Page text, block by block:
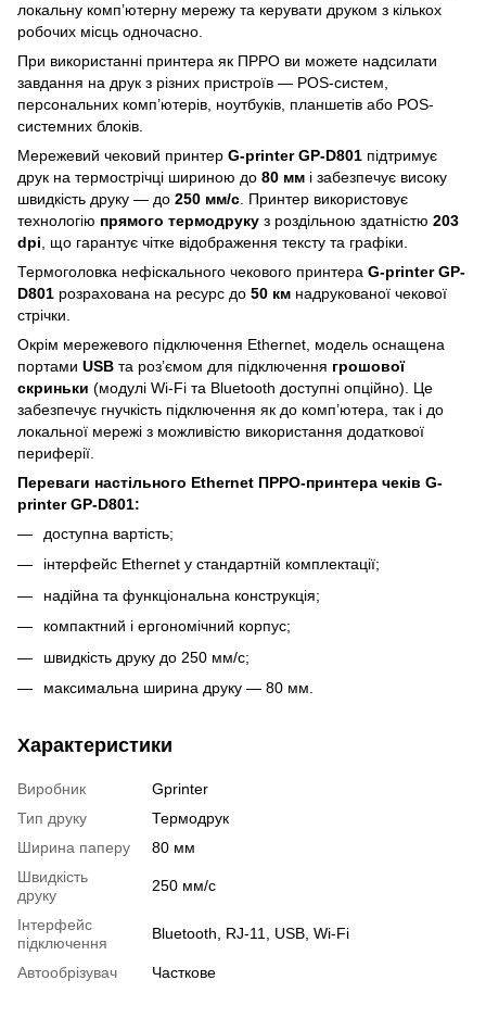
локальну комп’ютерну мережу та керувати друком з кількох
робочих місць одночасно.
При використанні принтера як ПРРО ви можете надсилати
завдання на друк з різних пристроїв — POS-систем,
персональних комп’ютерів, ноутбуків, планшетів або POS-
системних блоків.
Мережевий чековий принтер G-printer GP-D801 підтримує
друк на термострічці шириною до 80 мм і забезпечує високу
швидкість друку — до 250 мм/с . Принтер використовує
технологію прямого термодруку з роздільною здатністю 203
dpi , що гарантує чітке відображення тексту та графіки.
Термоголовка нефіскального чекового принтера G-printer GP-
D801 розрахована на ресурс до 50 км надрукованої чекової
стрічки.
Окрім мережевого підключення Ethernet, модель оснащена
портами USB та роз’ємом для підключення грошової
скриньки (модулі Wi-Fi та Bluetooth доступні опційно). Це
забезпечує гнучкість підключення як до комп’ютера, так і до
локальної мережі з можливістю використання додаткової
периферії.
Переваги настільного Ethernet ПРРО-принтера чеків G-
printer GP-D801:
доступна вартість;
інтерфейс Ethernet у стандартній комплектації;
надійна та функціональна конструкція;
компактний і ергономічний корпус;
швидкість друку до 250 мм/с;
максимальна ширина друку — 80 мм.
Характеристики
Виробник
Gprinter
Тип друку
Термодрук
Ширина паперу
80 мм
Швидкість
друку
250 мм/с
Інтерфейс
підключення
Bluetooth, RJ-11, USB, Wi-Fi
Автообрізувач Часткове